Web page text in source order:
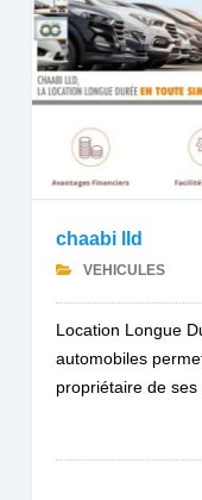
chaabi lld
VEHICULES
Location Longue
automobiles
propriétaire de ses